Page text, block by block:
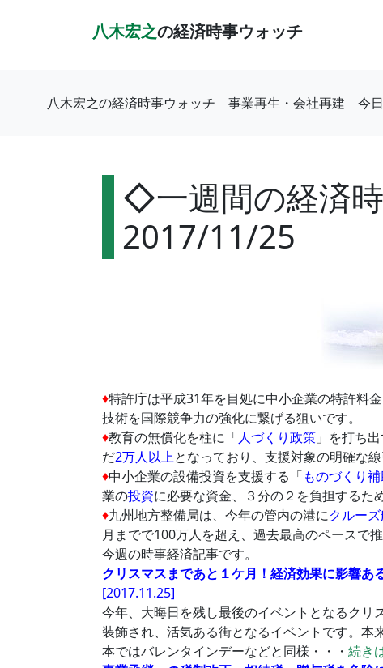
八木宏之の経済時事ウォッチ
八木宏之の経済時事ウォッチ 事業再生・会社再建 今
◇一週間の経済
2017/11/25
♦︎特許庁は平成31年を目処に中小企業の特許料
技術を国際競争力の強化に繋げる狙いです。
♦︎教育の無償化を柱に「人づくり政策 」を打ち
だ2万人以上となっており、支援対象の明確な
♦︎中小企業の設備投資を支援する「ものづくり
業の投資に必要な資金、３分の２を負担するた
♦︎九州地方整備局は、今年の管内の港にクルー
月までで100万人を超え、過去最高のペースで
今週の時事経済記事です。
クリスマスまであと１ケ月！経済効果に影響あ
[2017.11.25]
今年、大晦日を残し最後のイベントとなるク
装飾され、活気ある街となるイベントです。本
本ではバレンタインデーなどと同様・・・ 続き